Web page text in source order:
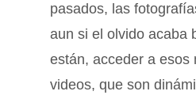
pasados, las
aun si el olvido acaba
están, acceder a esos
videos, que son